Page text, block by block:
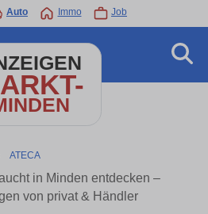
Auto Immo Job
ATECA
in Minden entdecken –
von privat & Händler